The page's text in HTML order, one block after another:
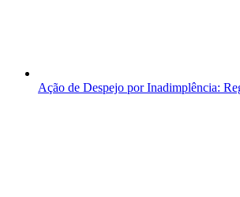
Ação de Despejo por Inadimplência: